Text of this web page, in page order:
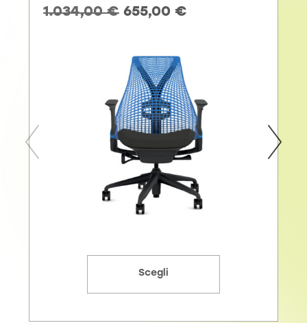
1.034,00€ 655,00 €
Scegli